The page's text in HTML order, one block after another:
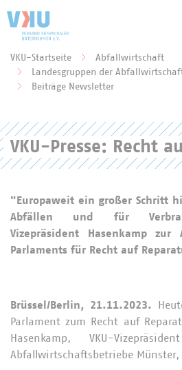
Sie befinden sich hier:
VKU-Startseite
Abfallwirtschaft
Landesgruppen der
Beiträge Newsletter
VKU-Presse: Recht
"Europaweit ein großer Schritt
Abfällen und für
Vizepräsident Hasenkamp zur
Parlaments für Recht auf
Brüssel/Berlin, 21.11.2023.
Parlament zum Recht auf
Hasenkamp, VKU-
Abfallwirtschaftsbetriebe Münster,